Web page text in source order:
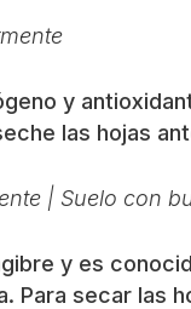
y
las hojas
| Suelo con
y es
Para secar las